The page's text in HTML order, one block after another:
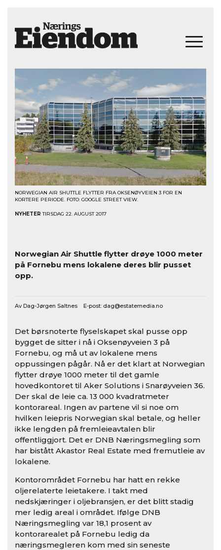
NORWEGIAN AIR SHUTTLE FLYTTER FRA OKSENØYVEIEN 3 FOR EN
KORTERE PERIODE. FOTO: GOOGLE STREET VIEW.
NYHETER TIRSDAG 22. AUGUST 2017
Norwegian Air Shuttle flytter drøye 1000 meter
på Fornebu mens lokalene deres blir pusset
opp.
Av Dag-Jørgen Saltnes E-post: dag@estatemedia.no
Det børsnoterte flyselskapet skal pusse opp
bygget de sitter i nå i Oksenøyveien 3 på
Fornebu, og må ut av lokalene mens
oppussingen pågår. Nå er det klart at Norwegian
flytter drøye 1000 meter til det gamle
hovedkontoret til Aker Solutions i Snarøyveien 36.
Der skal de leie ca. 13 000 kvadratmeter
kontorareal. Ingen av partene vil si noe om
hvilken leiepris Norwegian skal betale, og heller
ikke lengden på fremleieavtalen blir
offentliggjort. Det er DNB Næringsmegling som
har bistått Akastor Real Estate med fremutleie av
lokalene.
Kontorområdet Fornebu har hatt en rekke
oljerelaterte leietakere. I takt med
nedskjæringer i oljebransjen, er det blitt stadig
mer ledig areal i området. Ifølge DNB
Næringsmegling var 18,1 prosent av
kontorarealet på Fornebu ledig da
næringsmegleren kom med sin seneste